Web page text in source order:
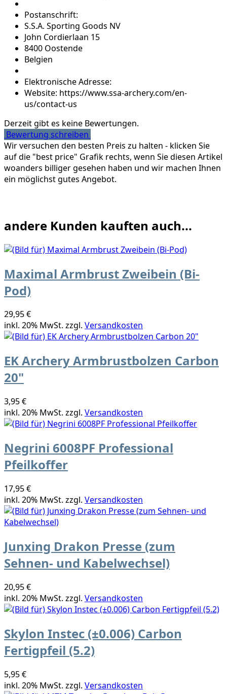
Postanschrift:
S.S.A. Sporting Goods NV
John Cordierlaan 15
8400 Oostende
Belgien
Elektronische Adresse:
Website: https://www.ssa-archery.com/en-
us/contact-us
Derzeit gibt es keine Bewertungen.
Bewertung schreiben
Wir versuchen den besten Preis zu halten - klicken Sie
auf die "best price" Grafik rechts, wenn Sie diesen Artikel
woanders billiger gesehen haben und wir machen Ihnen
ein möglichst gutes Angebot.
andere Kunden kauften auch...
Maximal Armbrust Zweibein (Bi-
Pod)
29,95 €
inkl. 20% MwSt. zzgl. Versandkosten
EK Archery Armbrustbolzen Carbon
20"
3,95 €
inkl. 20% MwSt. zzgl. Versandkosten
Negrini 6008PF Professional
Pfeilkoffer
17,95 €
inkl. 20% MwSt. zzgl. Versandkosten
Junxing Drakon Presse (zum
Sehnen- und Kabelwechsel)
20,95 €
inkl. 20% MwSt. zzgl. Versandkosten
Skylon Instec (±0.006) Carbon
Fertigpfeil (5.2)
5,95 €
inkl. 20% MwSt. zzgl. Versandkosten